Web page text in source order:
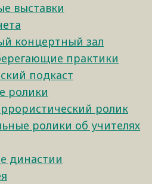
выставки
концертный зал
практики
подкаст
ролики
ролик
ролики об учителях
династии